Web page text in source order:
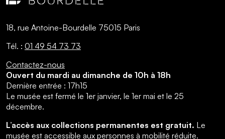
18, rue Antoine-Bourdelle 75015 Paris
Tél. : 01 49 54 73 73
Contactez-nous
Ouvert du mardi au dimanche de 10h à 18h
Dernière entrée : 17h15
Le musée est fermé le 1er janvier, le 1er mai et le 25
décembre.
L’accès aux collections permanentes est gratuit. Le
musée est accessible aux personnes à mobilité réduite.